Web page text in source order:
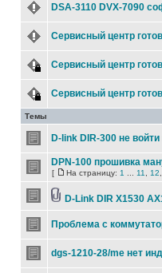
DSA-3110 DVX-7090
Сервисный центр
Сервисный центр
Сервисный центр
Темы
D-link DIR-300 не
DPN-100 прошивка
[ На страницу: 1 11 12
D-Link DIR X1530
Проблема с
dgs-1210-28/me нет